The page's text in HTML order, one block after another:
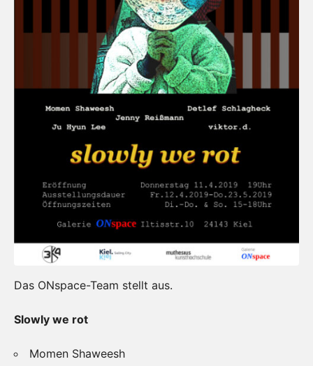
Das ONspace-Team stellt aus.
Slowly we rot
Momen Shaweesh